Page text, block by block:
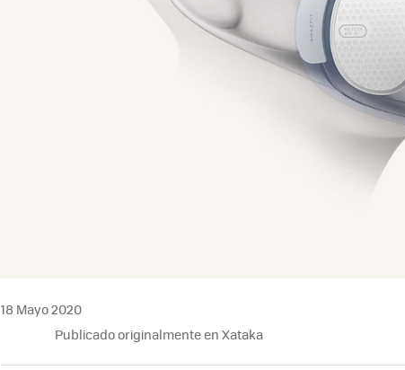
18 Mayo 2020
Publicado originalmente en Xataka